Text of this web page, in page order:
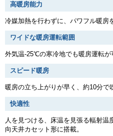
高暖房能力
冷媒加熱を行わずに、パワフル暖房
ワイドな暖房運転範囲
外気温-25℃の寒冷地でも暖房運転が
スピード暖房
暖房の立ち上がりが早く、約10分
快適性
人を見つける、床温を見張る輻射温
向天井カセット形に搭載。